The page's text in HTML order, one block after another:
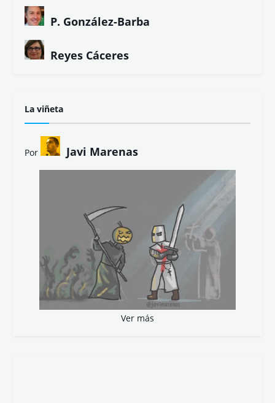
P. González-Barba
Reyes Cáceres
La viñeta
Por Javi Marenas
Ver más